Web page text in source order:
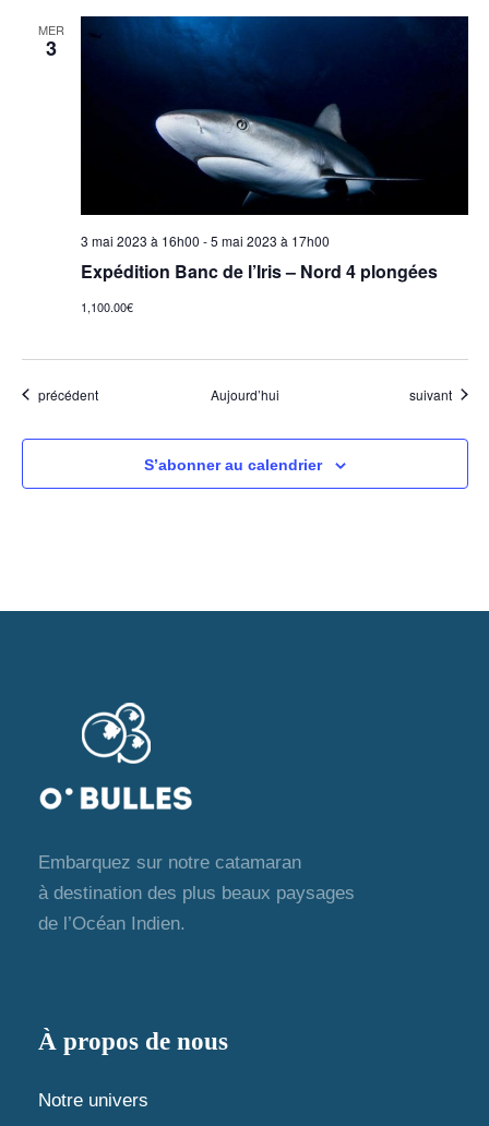
MER
3
3 mai 2023 à 16h00 -5 mai 2023 à 17h00
Expédition Banc de l’Iris – Nord 4 plongées
1,100.00€
Évènements
précédent Aujourd’hui Évènements
suivant
S’abonner au calendrier
Embarquez sur notre catamaran
à destination des plus beaux paysages
de l’Océan Indien.
À propos de nous
Notre univers